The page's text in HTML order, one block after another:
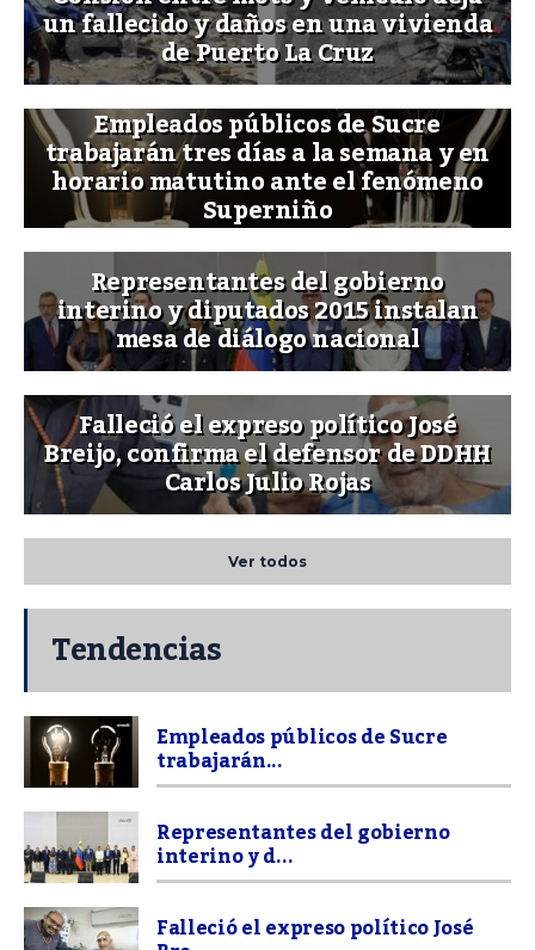
un fallecido y daños en una vivienda
de Puerto La Cruz
Empleados públicos de Sucre
trabajarán tres días a la semana y en
horario matutino ante el fenómeno
Superniño
Representantes del gobierno
interino y diputados 2015 instalan
mesa de diálogo nacional
Falleció el expreso político José
Breijo, confirma el defensor de DDHH
Carlos Julio Rojas
Ver todos
Tendencias
Empleados públicos de Sucre
trabajarán...
Representantes del gobierno
interino y d...
Falleció el expreso político José